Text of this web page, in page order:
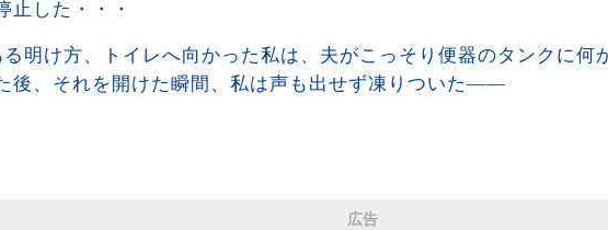
止した・・・
明け方、トイレへ向かった私は、夫がこっそり便器のタンクに何
後、それを開けた瞬間、私は声も出せず凍りついた――
広告